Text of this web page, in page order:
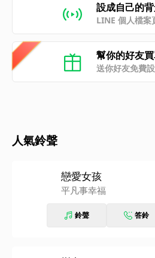
設成自己的
LINE 個人檔案
幫你的好友
送你好友免費
人氣鈴聲
戀愛女孩
平凡事幸福
鈴聲 答鈴